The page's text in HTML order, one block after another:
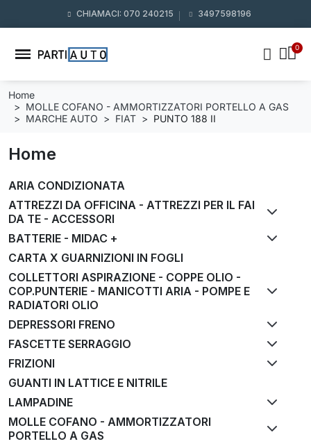
CHIAMACI: 070 240215 3497598196
Home
MOLLE COFANO - AMMORTIZZATORI PORTELLO A GAS
MARCHE AUTO
FIAT PUNTO 188 II
Home
ARIA CONDIZIONATA
ATTREZZI DA OFFICINA - ATTREZZI PER IL FAI
DA TE - ACCESSORI
BATTERIE - MIDAC +
CARTA X GUARNIZIONI IN FOGLI
COLLETTORI ASPIRAZIONE - COPPE OLIO -
COP.PUNTERIE - MANICOTTI ARIA - POMPE E
RADIATORI OLIO
DEPRESSORI FRENO
FASCETTE SERRAGGIO
FRIZIONI
GUANTI IN LATTICE E NITRILE
LAMPADINE
MOLLE COFANO - AMMORTIZZATORI
PORTELLO A GAS